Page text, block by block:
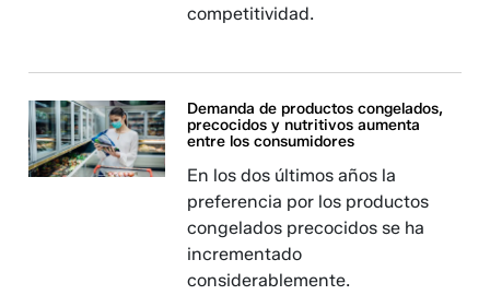
competitividad.
Demanda de productos congelados,
precocidos y nutritivos aumenta
entre los consumidores
En los dos últimos años la
preferencia por los productos
congelados precocidos se ha
incrementado
considerablemente.